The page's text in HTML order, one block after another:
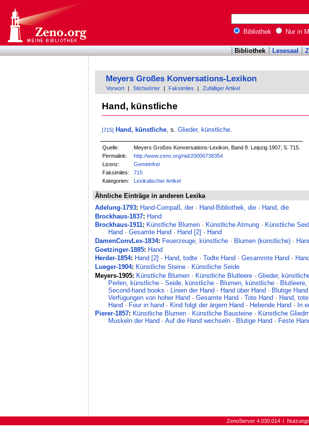
Bibliothek Nur in
Bibliothek Lesesaal
Meyers Großes Konversations-Lexikon
Vorwort Stichwörter Faksimiles Zufälliger Artikel
Hand, künstliche
[715] Hand, künstliche, s. Glieder, künstliche.
Quelle:
Meyers Großes Konversations-Lexikon, Band 8. Leipzig 1907, S. 715.
Permalink:
http://www.zeno.org/nid/20006738354
Lizenz:
Gemeinfrei
Faksimiles:
715
Kategorien:
Lexikalischer Artikel
Ähnliche Einträge in anderen Lexika
Adelung-1793: Hand-Compaß, der· Hand-Bibliothek, die · Hand, die
Brockhaus-1837: Hand
Brockhaus-1911: Künstliche Blumen · Künstliche Atmung · Künstliche
Hand · Gesamte Hand · Hand [2] · Hand
DamenConvLex-1834: Feuerzeuge, künstliche · Blumen (künstliche) ·
Goetzinger-1885: Hand
Herder-1854: Hand [2] · Hand, todte ·Todte Hand ·Gesammte Hand ·
Lueger-1904: Künstliche Steine · Künstliche Seide
Meyers-1905: Künstliche Blumen · Künstliche Blutleere ·Glieder,
Perlen, künstliche· Seide, künstliche· Blumen, künstliche·
Second-hand books · Linien der Hand· Hand über Hand· Blutige
Verfügungen von hoher Hand· Gesamte Hand· Tote Hand· Hand, tote
Hand· Four in hand· Kind folgt der ärgern Hand· Hebende Hand· In
Pierer-1857: Künstliche Blumen · Künstliche Bausteine · Künstliche
Muskeln der Hand · Auf die Hand wechseln· Blutige Hand · Feste
ZenoServer 4.030.014